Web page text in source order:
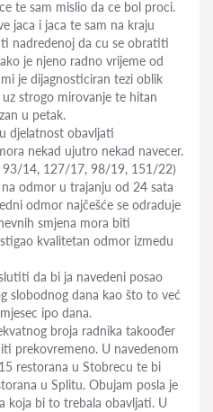
te sam mislio da ce bol proci.
jaca i jaca te sam na kraju
nadredenoj da cu se obratiti
je njeno radno vrijeme od
je dijagnosticiran tezi oblik
strogo mirovanje te hitan
u petak.
djelatnost obavljati
nekad ujutro nekad navecer.
93/14, 127/17, 98/19, 151/22)
odmor u trajanju od 24 sata
odmor najčešće se odraduje
smjena mora biti
kvalitetan odmor izmedu
da bi ja navedeni posao
slobodnog dana kao što to već
ipo dana.
broja radnika takoođer
prekovremeno. U navedenom
restorana u Stobrecu te bi
u Splitu. Obujam posla je
koja bi to trebala obavljati. U